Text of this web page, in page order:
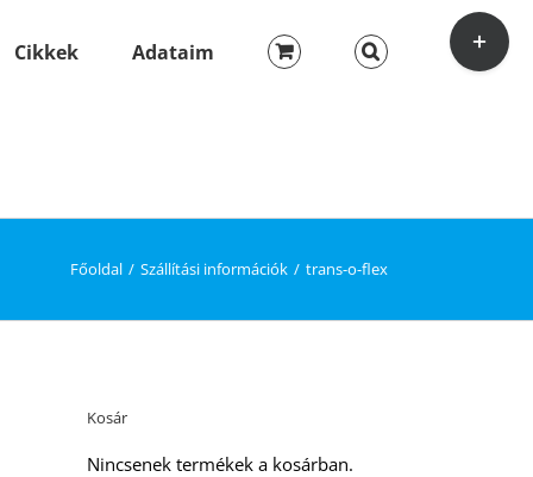
Cikkek Adataim
Főoldal Szállítási információk trans-o-flex
Kosár
Nincsenek termékek a kosárban.
Toggle
Sliding
Bar